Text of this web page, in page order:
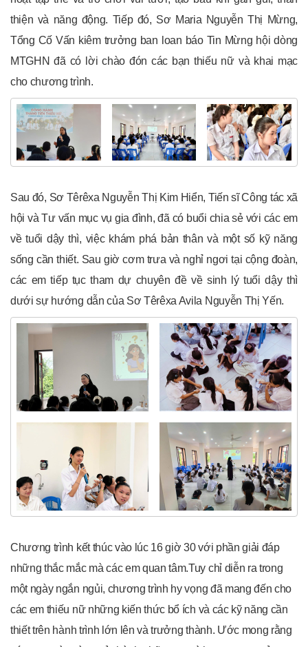
thiện và năng động. Tiếp đó, Sơ Maria Nguyễn Thị Mừng,
Tổng Cố Vấn kiêm trưởng ban loan báo Tin Mừng hội dòng
MTGHN đã có lời chào đón các bạn thiếu nữ và khai mạc
cho chương trình.
Sau đó, Sơ Têrêxa Nguyễn Thị Kim Hiển, Tiến sĩ Công tác xã
hội và Tư vấn mục vụ gia đình, đã có buổi chia sẻ với các em
về tuổi dậy thì, việc khám phá bản thân và một số kỹ năng
sống cần thiết. Sau giờ cơm trưa và nghỉ ngơi tại cộng đoàn,
các em tiếp tục tham dự chuyên đề về sinh lý tuổi dậy thì
dưới sự hướng dẫn của Sơ Têrêxa Avila Nguyễn Thị Yến.
Chương trình kết thúc vào lúc 16 giờ 30 với phần giải đáp
những thắc mắc mà các em quan tâm.Tuy chỉ diễn ra trong
một ngày ngắn ngủi, chương trình hy vọng đã mang đến cho
các em thiếu nữ những kiến thức bổ ích và các kỹ năng cần
thiết trên hành trình lớn lên và trưởng thành. Ước mong rằng